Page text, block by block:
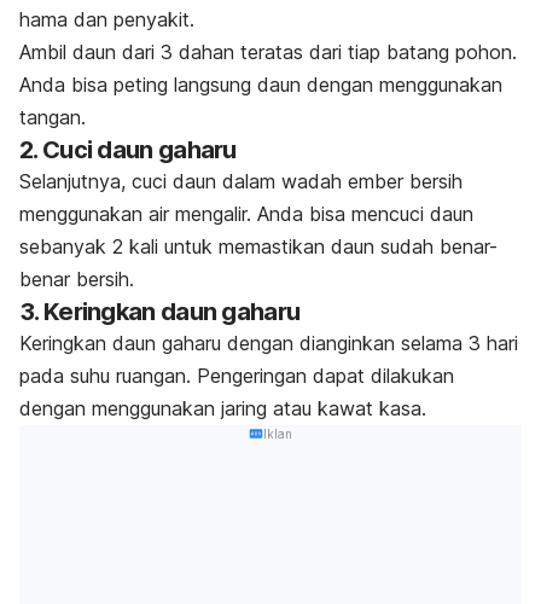
hama dan penyakit.
Ambil daun dari 3 dahan teratas dari tiap batang pohon.
Anda bisa peting langsung daun dengan menggunakan
tangan.
2. Cuci daun gaharu
Selanjutnya, cuci daun dalam wadah ember bersih
menggunakan air mengalir. Anda bisa mencuci daun
sebanyak 2 kali untuk memastikan daun sudah benar-
benar bersih.
3. Keringkan daun gaharu
Keringkan daun gaharu dengan dianginkan selama 3 hari
pada suhu ruangan. Pengeringan dapat dilakukan
dengan menggunakan jaring atau kawat kasa.
Iklan